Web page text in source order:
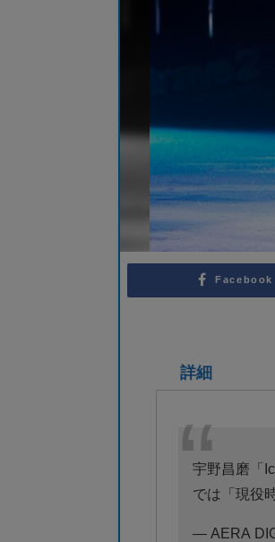
Facebook
詳細
宇野昌磨「
では「現役
— AERA